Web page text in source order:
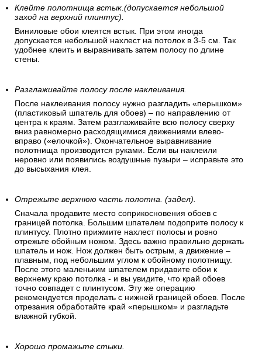
Клейте полотнища встык.(допускается небольшой
заход на верхний плинтус).
Виниловые обои клеятся встык. При этом иногда
допускается небольшой нахлест на потолок в 3-5 см. Так
удобнее клеить и выравнивать затем полосу по длине
стены.
Разглаживайте полосу после наклеивания.
После наклеивания полосу нужно разгладить «перышком»
(пластиковый шпатель для обоев) – по направлению от
центра к краям. Затем разглаживайте всю полосу сверху
вниз равномерно расходящимися движениями влево-
вправо («елочкой»). Окончательное выравнивание
полотнища производится руками. Если вы наклеили
неровно или появились воздушные пузыри – исправьте это
до высыхания клея.
Отрежьте верхнюю часть полотна. (задел).
Сначала продавите место соприкосновения обоев с
границей потолка. Большим шпателем подоприте полосу к
плинтусу. Плотно прижмите нахлест полосы и ровно
отрежьте обойным ножом. Здесь важно правильно держать
шпатель и нож. Нож должен быть острым, а движение –
плавным, под небольшим углом к обойному полотнищу.
После этого маленьким шпателем придавите обои к
верхнему краю потолка - и вы увидите, что край обоев
точно совпадет с плинтусом. Эту же операцию
рекомендуется проделать с нижней границей обоев. После
отрезания обработайте край «перышком» и разгладьте
влажной губкой.
Хорошо промажьте стыки.